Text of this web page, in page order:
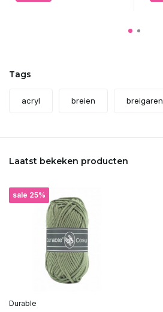
Tags
acryl breien breigaren
Laatst bekeken producten
sale 25%
Durable